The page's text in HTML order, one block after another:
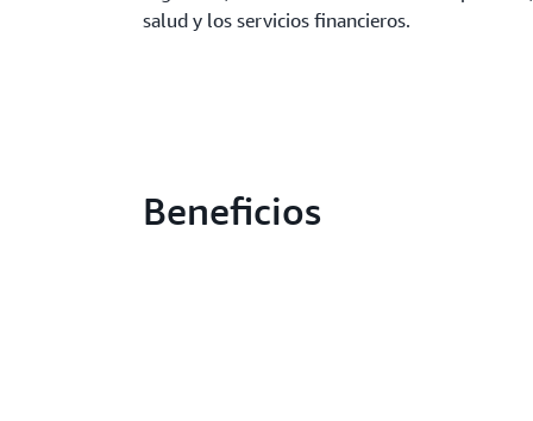
salud y los servicios financieros.
Beneficios